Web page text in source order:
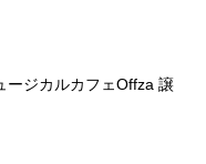
ージカルカフェOffza 譲